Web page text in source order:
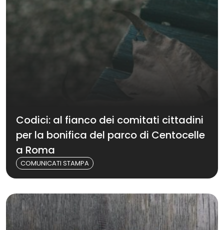
Codici: al fianco dei comitati cittadini
per la bonifica del parco di Centocelle
a Roma
COMUNICATI STAMPA